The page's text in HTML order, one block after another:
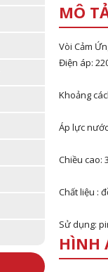
MÔ
Vòi Cảm
Điện áp:
Khoảng
Áp lực
Chiều cao:
Chất liệu :
Sử dụng:
HÌNH